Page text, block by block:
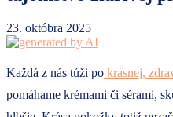
23. októbra 2025
Každá z nás túži po krásnej,
pomáhame krémami či sérami,